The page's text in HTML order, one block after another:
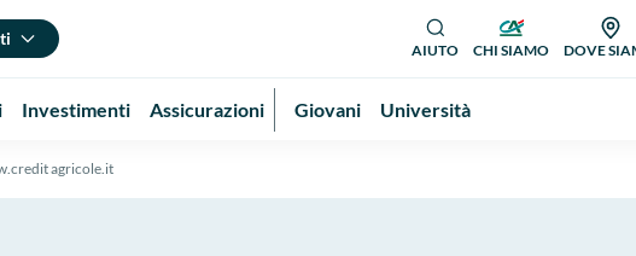
AIUTO CHI SIAMO DOVE
Investimenti Assicurazioni Giovani Università
agricole.it